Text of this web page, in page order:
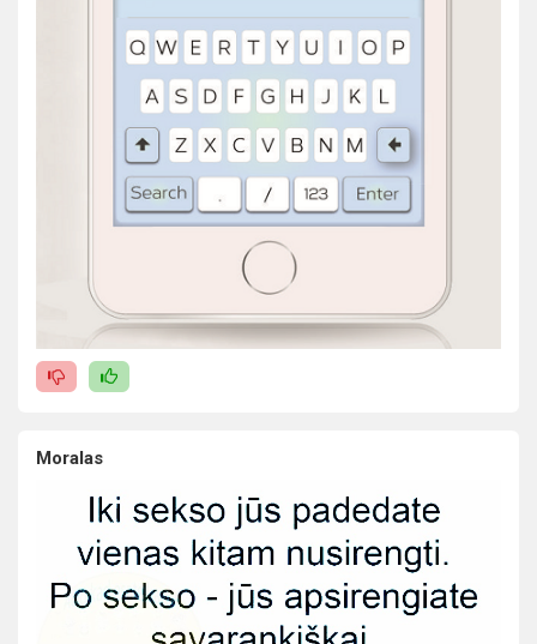
Moralas